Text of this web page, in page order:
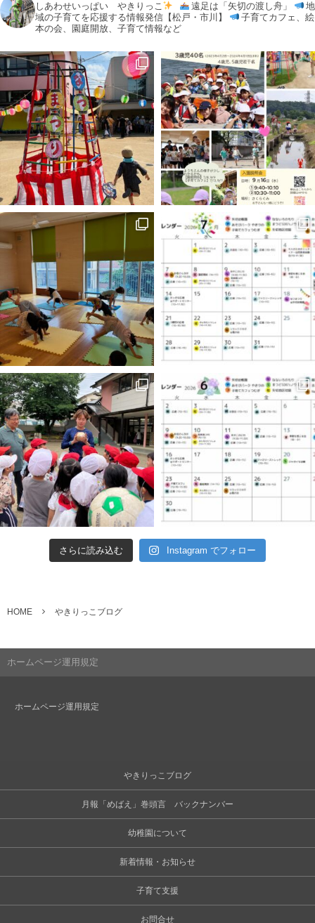
しあわせいっぱい やきりっこ 遠足は「矢切の渡し舟」
地
域の子育てを応援する情報発信【松戸・市川】
子育てカフェ、絵
本の会、園庭開放、子育て情報など
さらに読み込む Instagram でフォロー
HOME やきりっこブログ
ホームページ運用規定
ホームページ運用規定
やきりっこブログ
月報「めばえ」巻頭言 バックナンバー
幼稚園について
新着情報・お知らせ
子育て支援
お問合せ